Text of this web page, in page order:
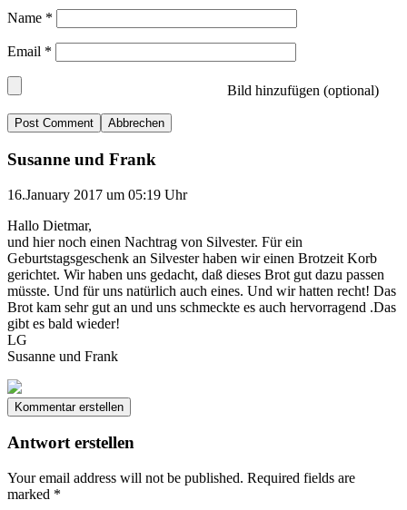
Name *
Email *
Bild hinzufügen (optional)
Abbrechen
Susanne und Frank
16.January 2017 um 05:19 Uhr
Hallo Dietmar,
und hier noch einen Nachtrag von Silvester. Für ein
Geburtstagsgeschenk an Silvester haben wir einen Brotzeit Korb
gerichtet. Wir haben uns gedacht, daß dieses Brot gut dazu passen
müsste. Und für uns natürlich auch eines. Und wir hatten recht! Das
Brot kam sehr gut an und uns schmeckte es auch hervorragend .Das
gibt es bald wieder!
LG
Susanne und Frank
Kommentar erstellen
Antwort erstellen
Your email address will not be published. Required fields are
marked *